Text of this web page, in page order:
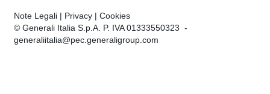
Note Legali | Privacy | Cookies
© Generali Italia S.p.A. P. IVA 01333550323 -
generaliitalia@pec.generaligroup.com